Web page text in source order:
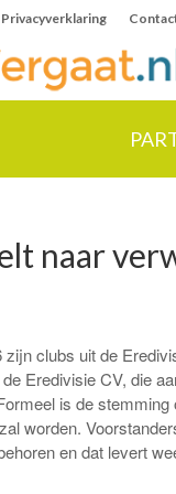
Privacyverklaring
naar
zijn clubs uit de
Eredivisie CV, die
is de
worden.
en dat levert